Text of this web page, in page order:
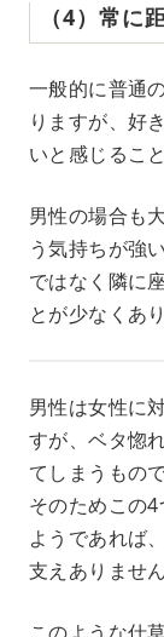
（4）常に
一般的に普通
りますが、好
いと感じるこ
男性の場合も
う気持ちが強
ではなく隣に
とが少なくあ
男性は女性に
すが、ベタ惚
てしまうもので
そのためこの
ようであれば
支えありません
このような仕